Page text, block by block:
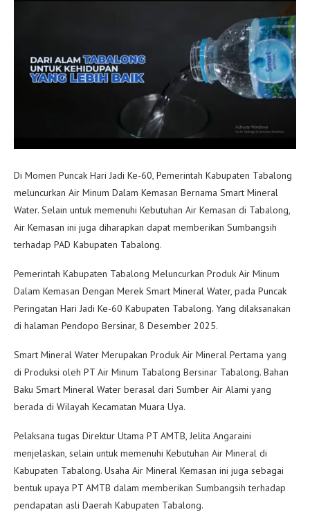
Di Momen Puncak Hari Jadi Ke-60, Pemerintah Kabupaten Tabalong
meluncurkan Air Minum Dalam Kemasan Bernama Smart Mineral
Water. Selain untuk memenuhi Kebutuhan Air Kemasan di Tabalong,
Air Kemasan ini juga diharapkan dapat memberikan Sumbangsih
terhadap PAD Kabupaten Tabalong.
Pemerintah Kabupaten Tabalong Meluncurkan Produk Air Minum
Dalam Kemasan Dengan Merek Smart Mineral Water, pada Puncak
Peringatan Hari Jadi Ke-60 Kabupaten Tabalong. Yang dilaksanakan
di halaman Pendopo Bersinar, 8 Desember 2025.
Smart Mineral Water Merupakan Produk Air Mineral Pertama yang
di Produksi oleh PT Air Minum Tabalong Bersinar Tabalong. Bahan
Baku Smart Mineral Water berasal dari Sumber Air Alami yang
berada di Wilayah Kecamatan Muara Uya.
Pelaksana tugas Direktur Utama PT AMTB, Jelita Angaraini
menjelaskan, selain untuk memenuhi Kebutuhan Air Mineral di
Kabupaten Tabalong. Usaha Air Mineral Kemasan ini juga sebagai
bentuk upaya PT AMTB dalam memberikan Sumbangsih terhadap
pendapatan asli Daerah Kabupaten Tabalong.